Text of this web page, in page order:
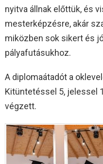
nyitva állnak előttük, és
mesterképzésre, akár
miközben sok sikert és
pályafutásukhoz.
A diplomaátadót a
Kitüntetéssel 5, jelessel
végzett.